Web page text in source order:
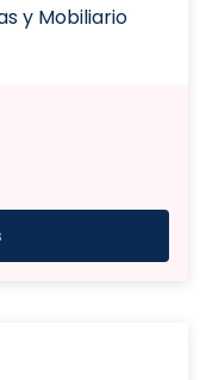
y Mobiliario